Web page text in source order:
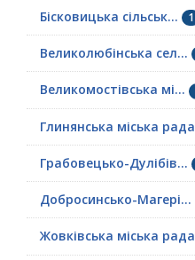
Бісковицька сільськ... 1
Великолюбінська сел...
Великомостівська мі...
Глинянська міська рада
Грабовецько-Дулібів...
Добросинсько-Магері...
Жовківська міська рада